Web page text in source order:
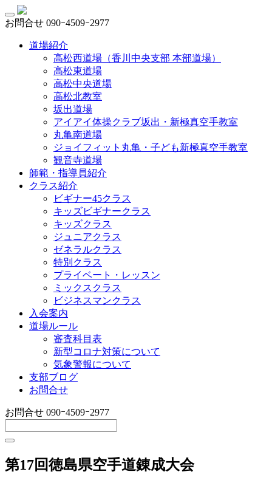
お問合せ 090ｰ4509ｰ2977
道場紹介
高松西道場（香川中央支部 本部道場）
高松東道場
高松中央道場
高松北教室
坂出道場
アイアイ体操クラブ坂出・新極真空手教室
丸亀南道場
ジョイフィット丸亀・子ども新極真空手教室
観音寺道場
師範・指導員紹介
クラス紹介
ビギナー45クラス
キッズビギナークラス
キッズクラス
ジュニアクラス
ゼネラルクラス
特別クラス
プライベート・レッスン
ミックスクラス
ビジネスマンクラス
入会案内
道場ルール
審査科目表
新型コロナ対策について
気象警報について
支部ブログ
お問合せ
お問合せ 090ｰ4509ｰ2977
第17回徳島県空手道錬成大会